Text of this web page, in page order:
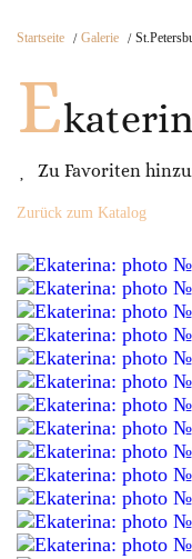
Startseite Galerie
E
Zu Favoriten
Zurück zum Katalog